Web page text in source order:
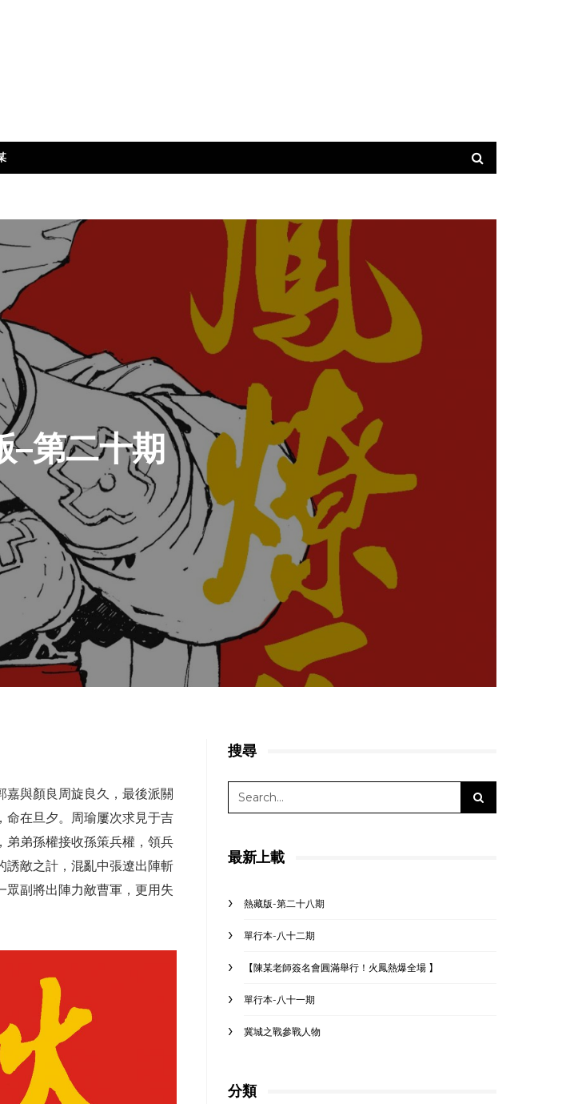
–第二十期
嘉與顏良周旋良久，最後派關
命在旦夕。周瑜屢次求見于吉
弟弟孫權接收孫策兵權，領兵
誘敵之計，混亂中張遼出陣斬
眾副將出陣力敵曹軍，更用失
搜尋
最新上載
熱藏版-第二十八期
單行本-八十二期
【陳某老師簽名會圓滿舉行！火鳳熱爆全場 】
單行本-八十一期
冀城之戰參戰人物
分類